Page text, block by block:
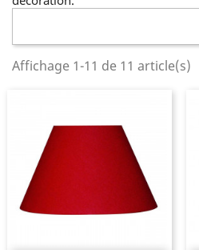
Affichage 1-11 de 11 article(s)